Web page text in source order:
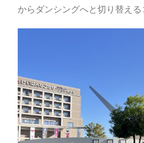
からダンシングへと切り替える